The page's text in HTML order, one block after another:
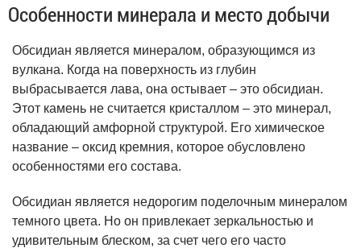
Особенности минерала и место добычи
Обсидиан является минералом, образующимся из
вулкана. Когда на поверхность из глубин
выбрасывается лава, она остывает – это обсидиан.
Этот камень не считается кристаллом – это минерал,
обладающий амфорной структурой. Его химическое
название – оксид кремния, которое обусловлено
особенностями его состава.
Обсидиан является недорогим поделочным минералом
темного цвета. Но он привлекает зеркальностью и
удивительным блеском, за счет чего его часто